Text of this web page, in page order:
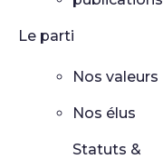
Le parti
Nos valeurs
Nos élus
Statuts &